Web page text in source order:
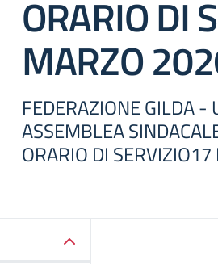
ORARIO DI
MARZO
FEDERAZIONE GILDA -
ASSEMBLEA
ORARIO DI